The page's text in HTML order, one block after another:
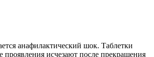
анафилактический шок. Таблетки
исчезают после прекращения